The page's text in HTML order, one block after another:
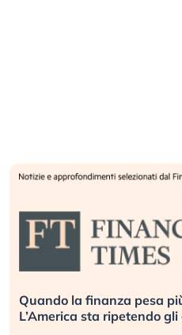
reale.
Russia e
investitori